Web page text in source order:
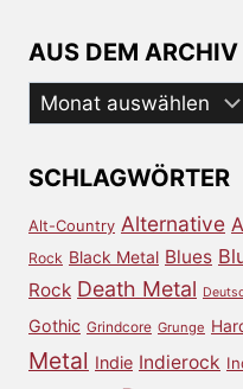
AUS DEM ARCHIV
Aus
dem
SCHLAGWÖRTER
Alt-Country Alternative
Rock Black Metal Blues
Rock Death Metal
Gothic Grindcore Grunge
Metal Indie Indierock